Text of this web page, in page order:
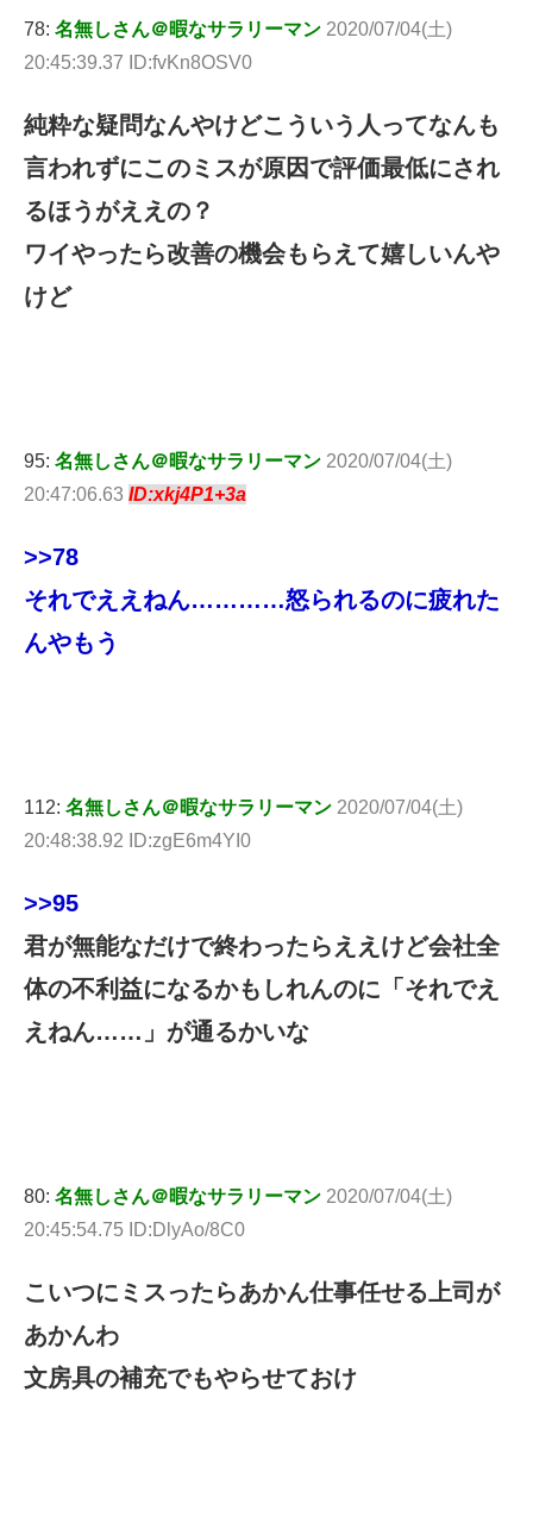
78: 名無しさん＠暇なサラリーマン 2020/07/04(土)
20:45:39.37 ID:fvKn8OSV0
純粋な疑問なんやけどこういう人ってなんも
言われずにこのミスが原因で評価最低にされ
るほうがええの？
ワイやったら改善の機会もらえて嬉しいんや
けど
95: 名無しさん＠暇なサラリーマン 2020/07/04(土)
20:47:06.63 ID:xkj4P1+3a
>>78
それでええねん…………怒られるのに疲れた
んやもう
112: 名無しさん＠暇なサラリーマン 2020/07/04(土)
20:48:38.92 ID:zgE6m4YI0
>>95
君が無能なだけで終わったらええけど会社全
体の不利益になるかもしれんのに「それでえ
えねん……」が通るかいな
80: 名無しさん＠暇なサラリーマン 2020/07/04(土)
20:45:54.75 ID:DlyAo/8C0
こいつにミスったらあかん仕事任せる上司が
あかんわ
文房具の補充でもやらせておけ